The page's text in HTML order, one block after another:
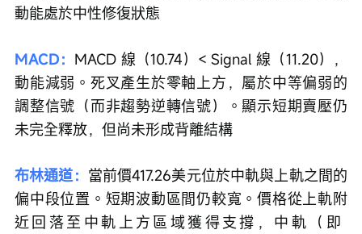
動能處於中性修復狀態
MACD： MACD 線（10.74）< Signal 線（11.20），
動能減弱。死叉產生於零軸上方，屬於中等偏弱的
調整信號（而非趨勢逆轉信號）。顯示短期賣壓仍
未完全釋放，但尚未形成背離結構
布林通道： 當前價417.26美元位於中軌與上軌之間的
偏中段位置。短期波動區間仍較寬。價格從上軌附
近回落至中軌上方區域獲得支撐，中軌（即